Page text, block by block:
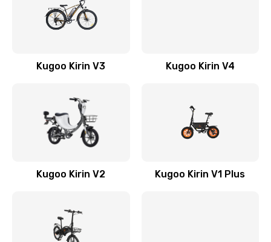
Kugoo Kirin V3 Kugoo Kirin V4
Kugoo Kirin V2 Kugoo Kirin V1 Plus